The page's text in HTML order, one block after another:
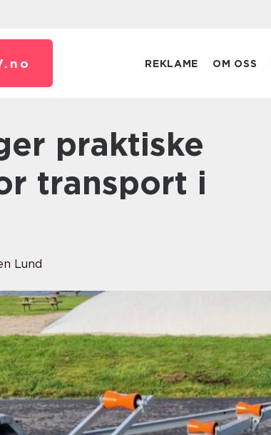
no REKLAME OM OSS
transport i
Lund